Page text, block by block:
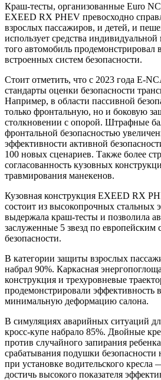
Краш-тесты, организованные Euro
EXEED RX PHEV превосходно
взрослых пассажиров, и детей, и
использует средства
того автомобиль
встроенных систем безопасности.
Стоит отметить, что с 2023 года E-
стандарты оценки безопасности
Например, в области пассивной
только фронтальную, но и боковую
столкновении с опорой. Штрафные
фронтальной безопасностью
эффективности активной
100 новых сценариев. Также более
согласованность кузовных
травмирования манекенов.
Кузовная конструкция EXEED RX
состоит из высокопрочных стальных
выдержала краш-тесты и позволила
заслуженные 5 звезд по европейским
безопасности.
В категории защиты взрослых
набрал 90%. Каркасная
конструкция и трехуровневые
продемонстрировали эффективность
минимальную деформацию салона.
В симуляциях аварийных ситуаций
кросс-купе набрало 85%. Двойные
против случайного запирания
срабатывания подушки безопасности
при установке водительского кресла
достичь высокого показателя